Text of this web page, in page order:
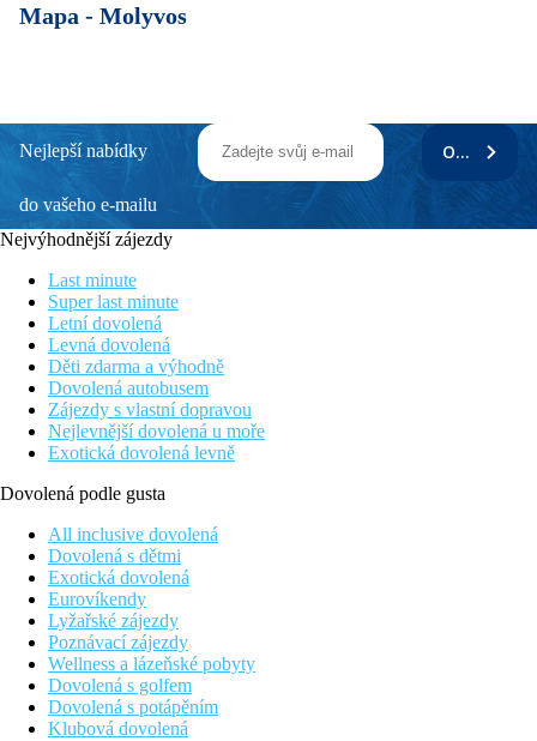
Mapa - Molyvos
Nejlepší nabídky
do vašeho e-mailu
ODEBÍRAT
Nejvýhodnější zájezdy
Last minute
Super last minute
Letní dovolená
Levná dovolená
Děti zdarma a výhodně
Dovolená autobusem
Zájezdy s vlastní dopravou
Nejlevnější dovolená u moře
Exotická dovolená levně
Dovolená podle gusta
All inclusive dovolená
Dovolená s dětmi
Exotická dovolená
Eurovíkendy
Lyžařské zájezdy
Poznávací zájezdy
Wellness a lázeňské pobyty
Dovolená s golfem
Dovolená s potápěním
Klubová dovolená